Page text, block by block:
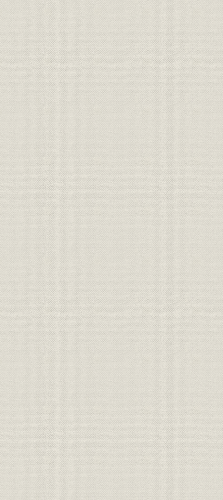
ポリエステル短繊維の改質技術
「エスパ」の性能アップと訴訟
複合繊維の出現
「衣服内気候」シミュレーション装置
染色技術と綿花検品技術のシステム化
手編毛糸情報管理システム
・暮らしの中に生きる東洋紡 快適衣服の草分け「衣服内気候」
四 実る繊維の開発とバブル景気の追い風をうけて
縫製事業への進出
天然繊維ブームと超長繊維綿スーピマ
ニット生地コンバーターとしての発展
ゴルフブームにのって―「マンシングウェア」の展開
五 拡大するフィルム事業
フィルム素材の広がり
敦賀フイルムと豊科フイルムの設立
日本マグファンの設立と解散
「インラインコート法」の確立
六 急がれる「高機能材」事業の拡大
電子産業への参入計画
情報記録媒体事業への進出と撤退
電子材料・回路事業への進出
機能性樹脂「バイロン」の用途拡大
エンジニアリングプラスチック事業の基盤確立
ペットボトル事業への参入
印刷材料事業の確立